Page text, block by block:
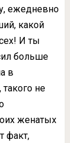
ежедневно
какой
И ты
больше
в
не
женатых
факт,